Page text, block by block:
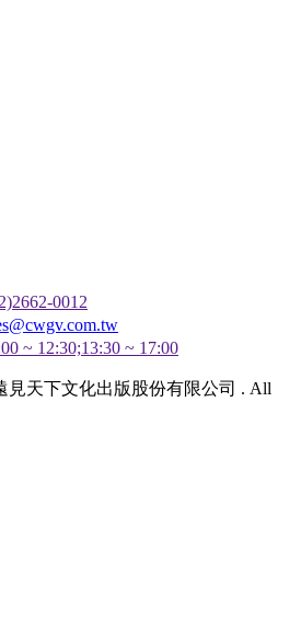
0012
~ 12:30;13:30 ~ 17:00
見天下文化出版股份有限公司 . All